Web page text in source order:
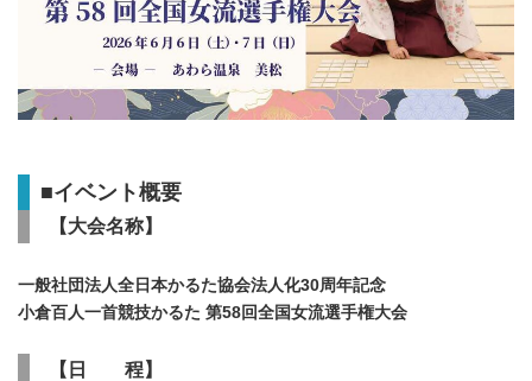
■イベント概要
【大会名称】
一般社団法人全日本かるた協会法人化30周年記念
小倉百人一首競技かるた 第58 回全国女流選手権大会
【日 程】